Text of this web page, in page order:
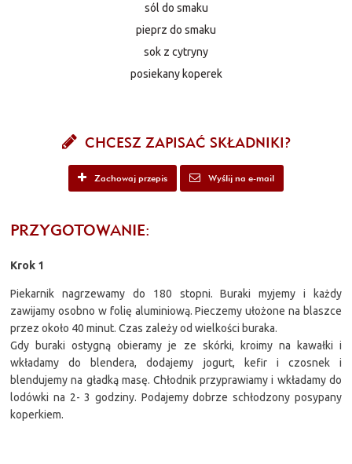
sól do smaku
pieprz do smaku
sok z cytryny
posiekany koperek
CHCESZ ZAPISAĆ SKŁADNIKI?
Zachowaj przepis Wyślij na e-mail
PRZYGOTOWANIE:
Krok 1
Piekarnik nagrzewamy do 180 stopni. Buraki myjemy i każdy
zawijamy osobno w folię aluminiową. Pieczemy ułożone na blaszce
przez około 40 minut. Czas zależy od wielkości buraka.
Gdy buraki ostygną obieramy je ze skórki, kroimy na kawałki i
wkładamy do blendera, dodajemy jogurt, kefir i czosnek i
blendujemy na gładką masę. Chłodnik przyprawiamy i wkładamy do
lodówki na 2- 3 godziny. Podajemy dobrze schłodzony posypany
koperkiem.